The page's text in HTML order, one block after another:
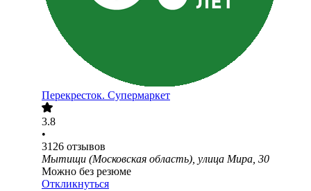
Перекресток. Супермаркет
3.8
•
3126 отзывов
Мытищи (Московская область), улица Мира, 30
Можно без резюме
Откликнуться